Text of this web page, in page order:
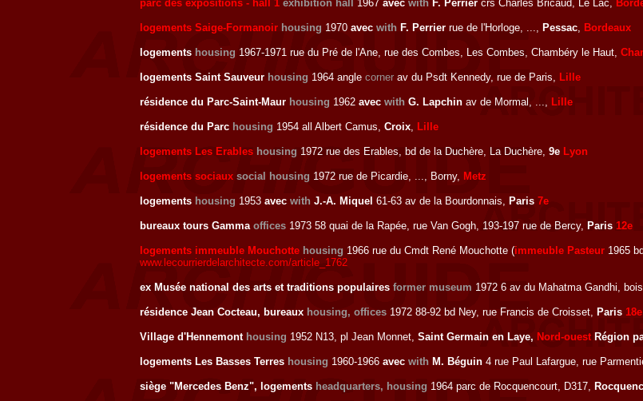
parc des expositions - hall 1 exhibition hall 1967 avec with F. Perrier crs Charles Bricaud, Le Lac,
logements Saige-Formanoir housing 1970 avec with F. Perrier rue de l'Horloge, ..., Pessac, Bordeaux
logements housing 1967-1971 rue du Pré de l'Ane, rue des Combes, Les Combes, Chambéry le Haut,
logements Saint Sauveur housing 1964 angle corner av du Psdt Kennedy, rue de Paris, Lille
résidence du Parc-Saint-Maur housing 1962 avec with G. Lapchin av de Mormal, ..., Lille
résidence du Parc housing 1954 all Albert Camus, Croix, Lille
logements Les Erables housing 1972 rue des Erables, bd de la Duchère, La Duchère, 9e Lyon
logements sociaux social housing 1972 rue de Picardie, ..., Borny, Metz
logements housing 1953 avec with J.-A. Miquel 61-63 av de la Bourdonnais, Paris 7e
bureaux tours Gamma offices 1973 58 quai de la Rapée, rue Van Gogh, 193-197 rue de Bercy, Paris 12e
logements immeuble Mouchotte housing 1966 rue du Cmdt René Mouchotte (immeuble Pasteur 1965
www.lecourrierdelarchitecte.com/article_1762
ex Musée national des arts et traditions populaires former museum 1972 6 av du Mahatma Gandhi,
résidence Jean Cocteau, bureaux housing, offices 1972 88-92 bd Ney, rue Francis de Croisset, Paris 18e
Village d'Hennemont housing 1952 N13, pl Jean Monnet, Saint Germain en Laye, Nord-ouest Région
logements Les Basses Terres housing 1960-1966 avec with M. Béguin 4 rue Paul Lafargue, rue
siège "Mercedes Benz", logements headquarters, housing 1964 parc de Rocquencourt, D317,